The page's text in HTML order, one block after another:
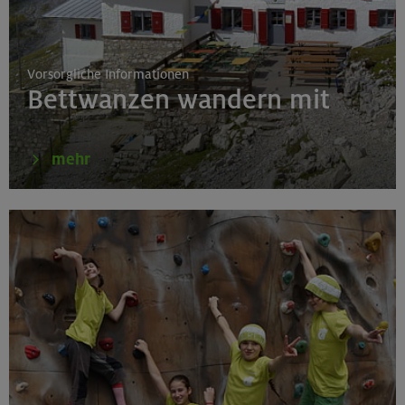
Schnupperkletterkurs indoor
München
19.08.26
Fahrtechnik I - Basic - Kompakt
21.-25.08.26
Hohe Gipfel in der wilden Texelgruppe
Ötztaler Alpen
Vorsorgliche Informationen
Bettwanzen wandern mit
mehr